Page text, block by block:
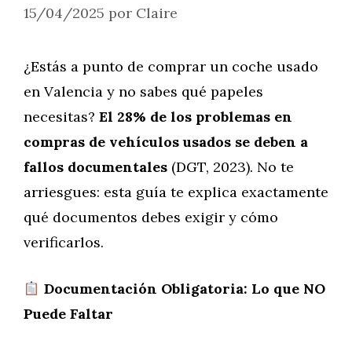
15/04/2025 por Claire
¿Estás a punto de comprar un coche usado
en Valencia y no sabes qué papeles
necesitas? El 28% de los problemas en
compras de vehículos usados se deben a
fallos documentales (DGT, 2023). No te
arriesgues: esta guía te explica exactamente
qué documentos debes exigir y cómo
verificarlos.
Documentación Obligatoria: Lo que NO
Puede Faltar